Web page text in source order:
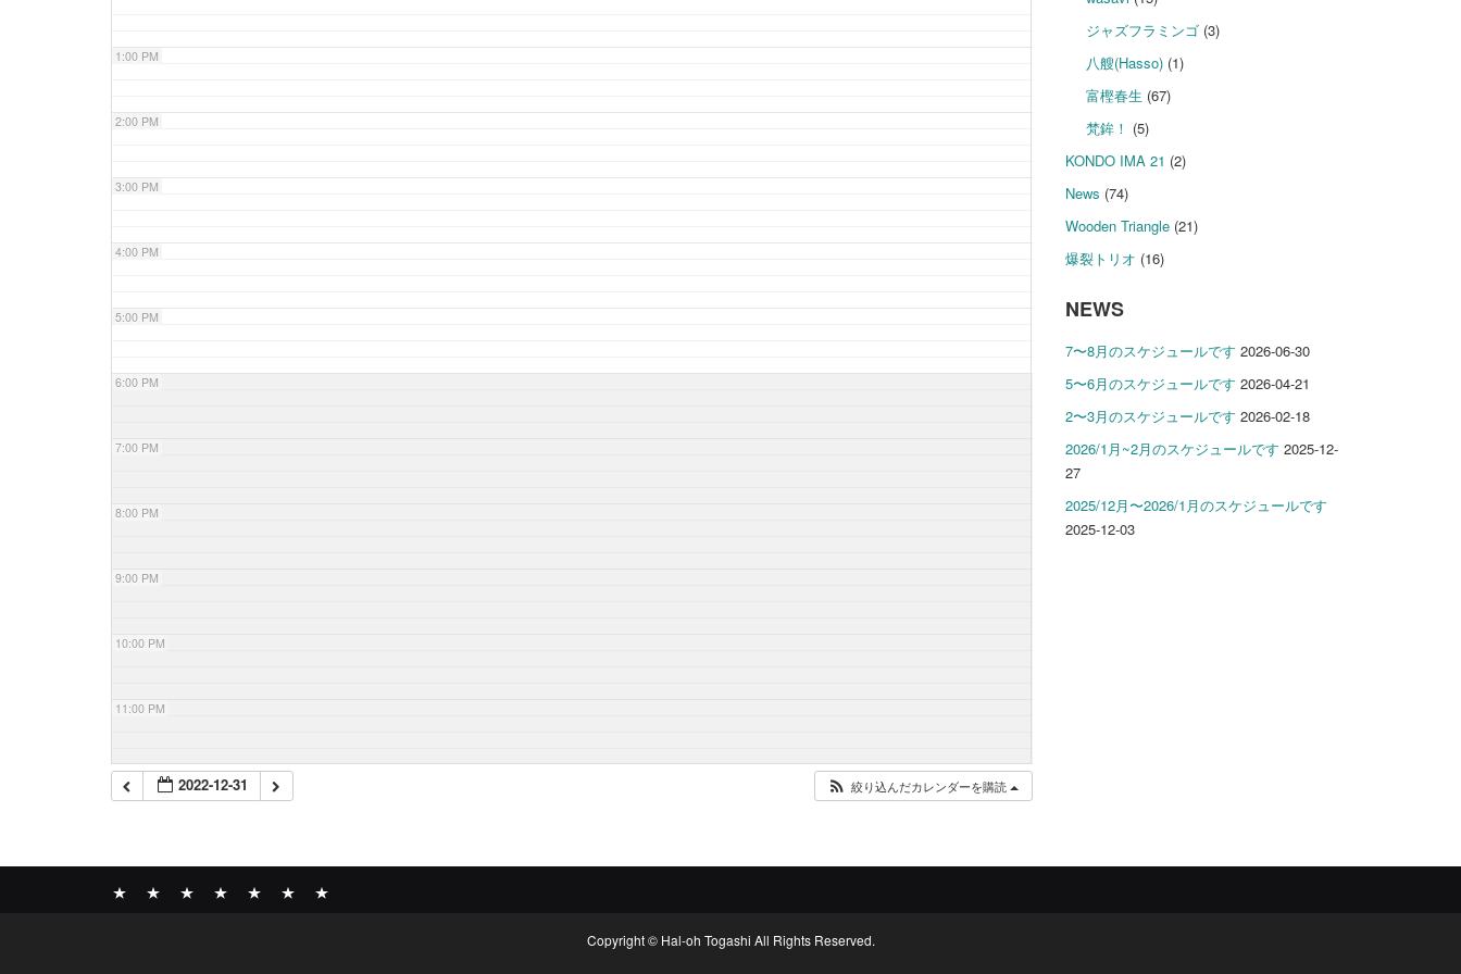
1:00 PM
2:00 PM
3:00 PM
4:00 PM
5:00 PM
6:00 PM
7:00 PM
8:00 PM
9:00 PM
10:00 PM
11:00 PM
2022-12-31 絞り込んだカレンダーを購読
ジャズフラミンゴ (3)
八艘(Hasso) (1)
富樫春生 (67)
梵鉾！ (5)
KONDO IMA 21 (2)
News (74)
Wooden Triangle(21)
爆裂トリオ (16)
NEWS
7〜8月のスケジュールです 2026-06-30
5〜6月のスケジュールです 2026-04-21
2〜3月のスケジュールです 2026-02-18
2026/1月~2月のスケジュールです 2025-12-
27
2025/12月〜2026/1月のスケジュールです
2025-12-03
Copyright © Hal-oh Togashi All Rights Reserved.